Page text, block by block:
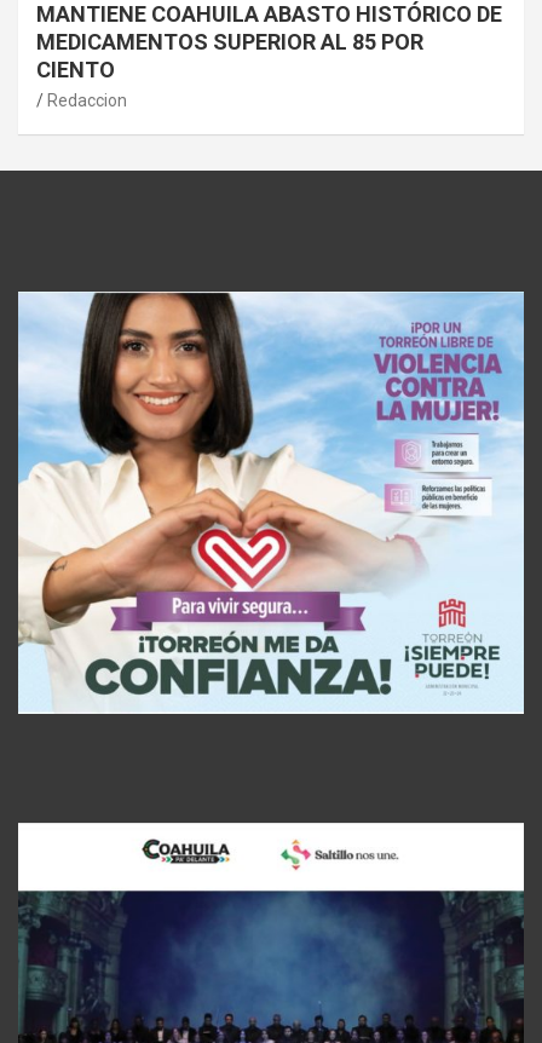
MANTIENE COAHUILA ABASTO HISTÓRICO DE
MEDICAMENTOS SUPERIOR AL 85 POR
CIENTO
Redaccion